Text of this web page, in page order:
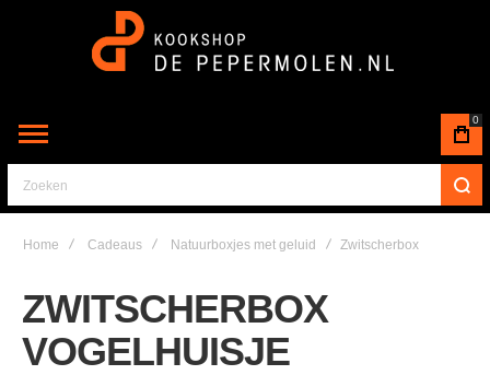
0
Zoeken
Home Cadeaus Natuurboxjes met geluid Zwitscherbox
ZWITSCHERBOX
VOGELHUISJE